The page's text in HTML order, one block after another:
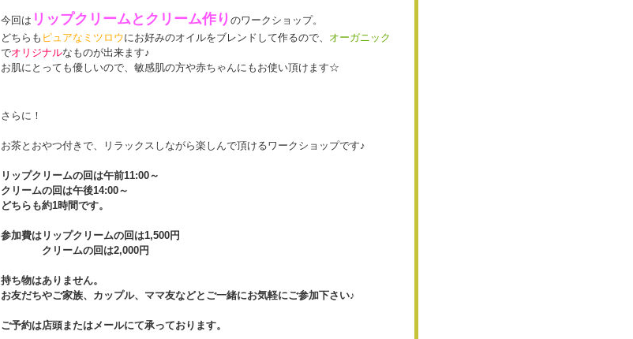
今回は リップクリームとクリーム作り のワークショップ。
どちらも ピュアなミツロウ にお好みのオイルをブレンドして作るので、 オーガニック
でオリジナルなものが出来ます♪
お肌にとっても優しいので、敏感肌の方や赤ちゃんにもお使い頂けます☆
さらに！
お茶とおやつ付きで、リラックスしながら楽しんで頂けるワークショップです♪
リップクリームの回は午前11:00～
クリームの回は午後14:00～
どちらも約1時間です。
参加費はリップクリームの回は1,500円
クリームの回は2,000円
持ち物はありません。
お友だちやご家族、カップル、ママ友などとご一緒にお気軽にご参加下さい♪
ご予約は店頭またはメールにて承っております。